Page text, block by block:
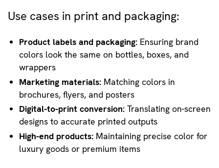
Use cases in print and packaging:
Product labels and packaging: Ensuring brand
colors look the same on bottles, boxes, and
wrappers
Marketing materials: Matching colors in
brochures, flyers, and posters
Digital-to-print conversion: Translating on-screen
designs to accurate printed outputs
High-end products: Maintaining precise color for
luxury goods or premium items